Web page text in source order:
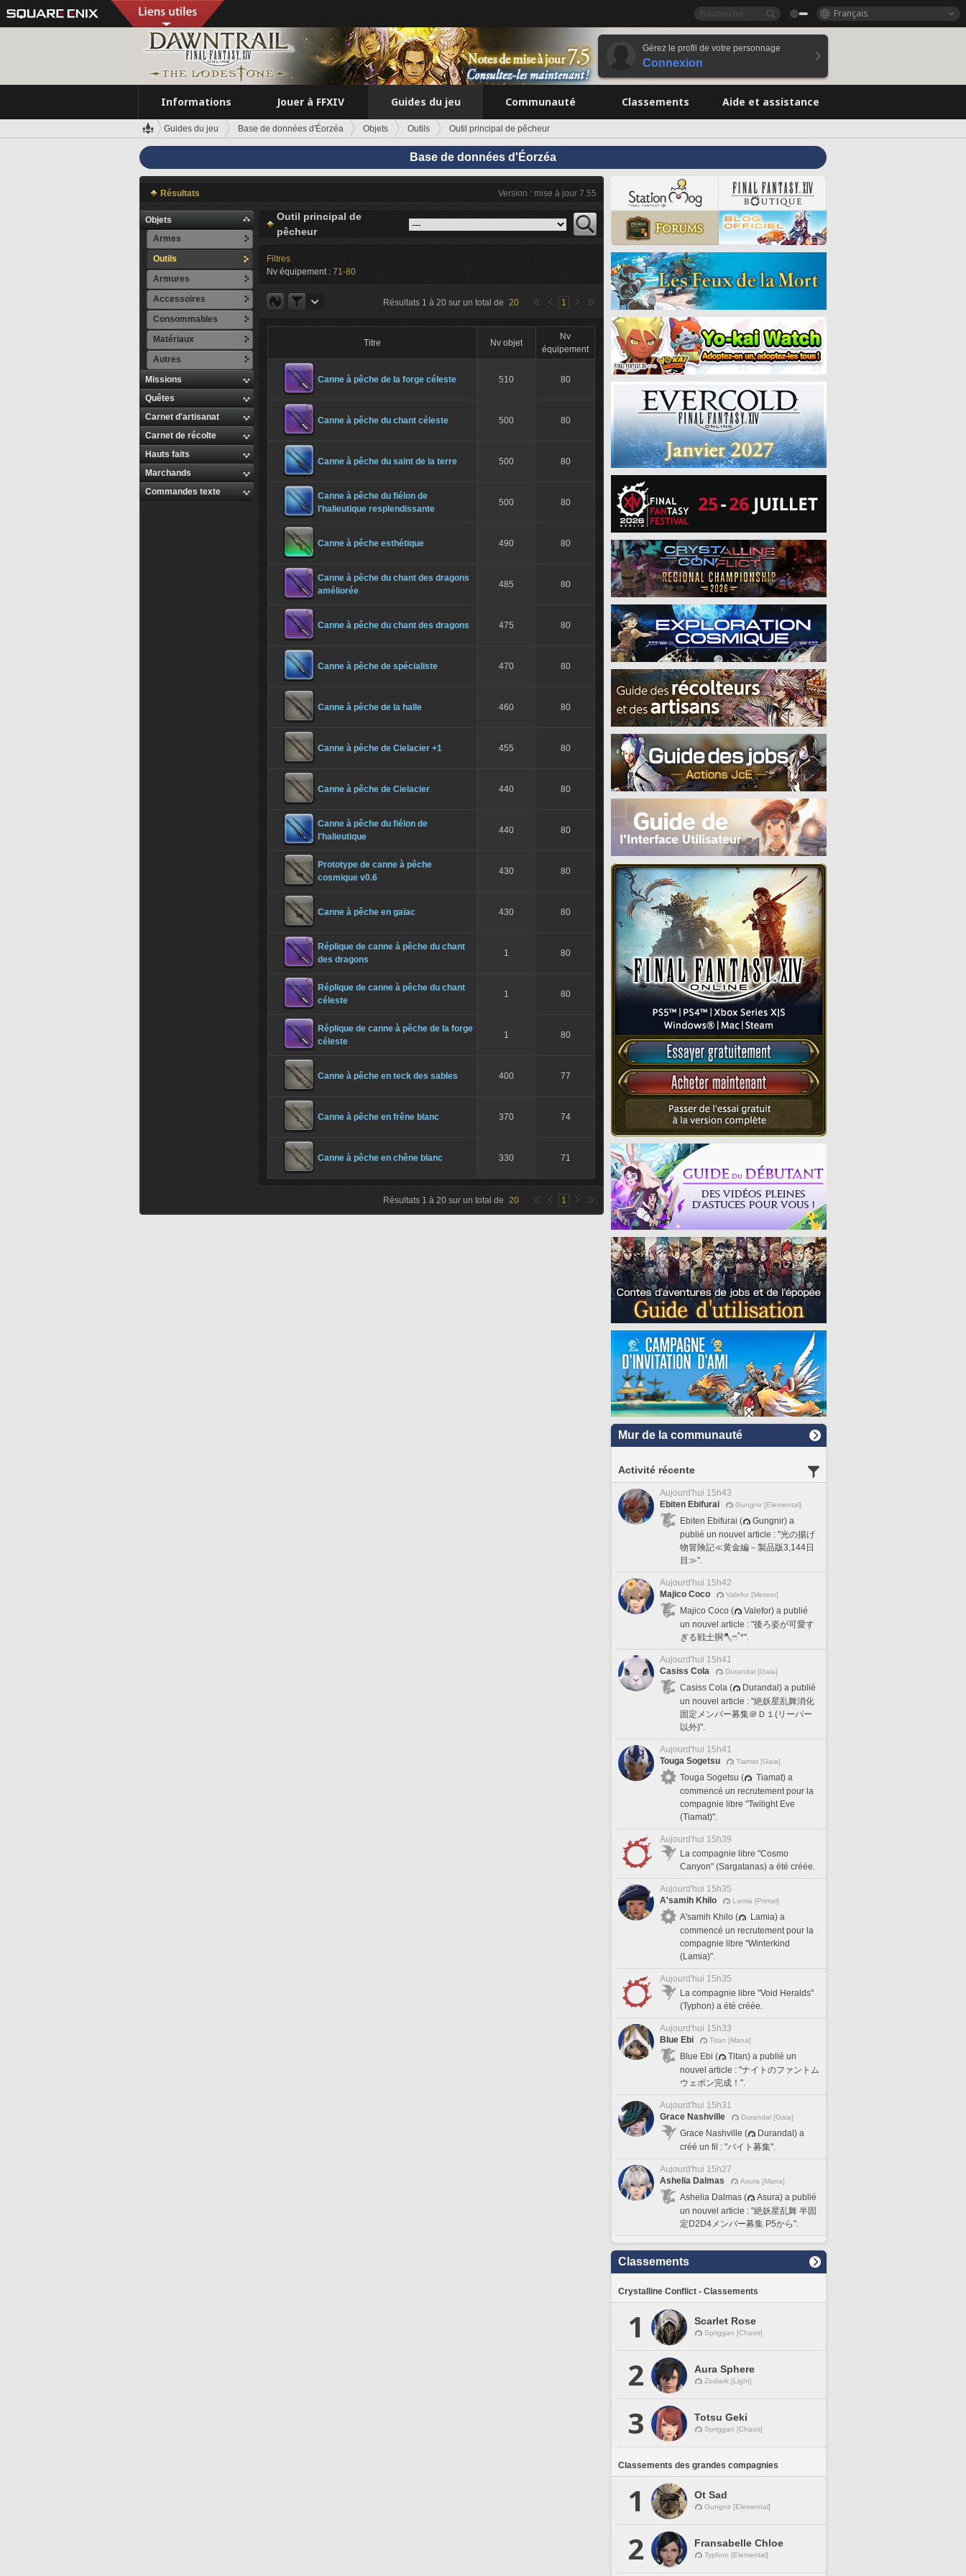
Français
Gérez le profil de votre personnage
Connexion
Informations Jouer à FFXIV Guides du jeu Communauté Classements Aide et assistance
Guides du jeu Base de données d'Éorzéa Objets Outils Outil principal de pêcheur
Base de données d'Éorzéa
Résultats Version : mise à jour 7.55
Objets
Armes
Outils
Armures
Accessoires
Consommables
Matériaux
Autres
Missions
Quêtes
Carnet d'artisanat
Carnet de récolte
Hauts faits
Marchands
Commandes texte
Outil principal de
pêcheur
Filtres
Nv équipement : 71-80
Résultats 1 à 20 sur un total de 20 1
Titre Nv objet
Nv
équipement
Canne à pêche de la forge céleste 510 80
Canne à pêche du chant céleste 500 80
Canne à pêche du saint de la terre 500 80
Canne à pêche du fiélon de
l'halieutique resplendissante
500 80
Canne à pêche esthétique 490 80
Canne à pêche du chant des dragons
améliorée
485 80
Canne à pêche du chant des dragons 475 80
Canne à pêche de spécialiste 470 80
Canne à pêche de la halle 460 80
Canne à pêche de Cielacier +1 455 80
Canne à pêche de Cielacier 440 80
Canne à pêche du fiélon de
l'halieutique
440 80
Prototype de canne à pêche
cosmique v0.6
430 80
Canne à pêche en gaïac 430 80
Réplique de canne à pêche du chant
des dragons
1 80
Réplique de canne à pêche du chant
céleste
1 80
Réplique de canne à pêche de la forge
céleste
1 80
Canne à pêche en teck des sables 400 77
Canne à pêche en frêne blanc 370 74
Canne à pêche en chêne blanc 330 71
Résultats 1 à 20 sur un total de 20 1
Mur de la communauté
Activité récente
Aujourd'hui 15h43
Ebiten Ebifurai
Gungnir [Elemental]
Ebiten Ebifurai (
Gungnir) a
publié un nouvel article : "光の揚げ
物冒険記≪黄金編－製品版3,144日
目≫".
Aujourd'hui 15h42
Majico Coco
Valefor [Meteor]
Majico Coco (
Valefor) a publié
un nouvel article : "後ろ姿が可愛す
ぎる戦士胴🪓ෆ˚*".
Aujourd'hui 15h41
Casiss Cola
Durandal [Gaia]
Casiss Cola (
Durandal) a publié
un nouvel article : "絶妖星乱舞消化
固定メンバー募集＠Ｄ１(リーパー
以外)".
Aujourd'hui 15h41
Touga Sogetsu
Tiamat [Gaia]
Touga Sogetsu (
Tiamat) a
commencé un recrutement pour la
compagnie libre "Twilight Eve
(Tiamat)".
Aujourd'hui 15h39
La compagnie libre "Cosmo
Canyon" (Sargatanas) a été créée.
Aujourd'hui 15h35
A'samih Khilo
Lamia [Primal]
A'samih Khilo (
Lamia) a
commencé un recrutement pour la
compagnie libre "Winterkind
(Lamia)".
Aujourd'hui 15h35
La compagnie libre "Void Heralds"
(Typhon) a été créée.
Aujourd'hui 15h33
Blue Ebi
Titan [Mana]
Blue Ebi (
Titan) a publié un
nouvel article : "ナイトのファントム
ウェポン完成！".
Aujourd'hui 15h31
Grace Nashville
Durandal [Gaia]
Grace Nashville (
Durandal) a
créé un fil : "バイト募集".
Aujourd'hui 15h27
Ashelia Dalmas
Asura [Mana]
Ashelia Dalmas (
Asura) a publié
un nouvel article : "絶妖星乱舞 半固
定D2D4メンバー募集 P5から".
Classements
Crystalline Conflict - Classements
1 Scarlet Rose
Spriggan [Chaos]
2 Aura Sphere
Zodiark [Light]
3 Totsu Geki
Spriggan [Chaos]
Classements des grandes compagnies
1 Ot Sad
Gungnir [Elemental]
2 Fransabelle Chloe
Typhon [Elemental]